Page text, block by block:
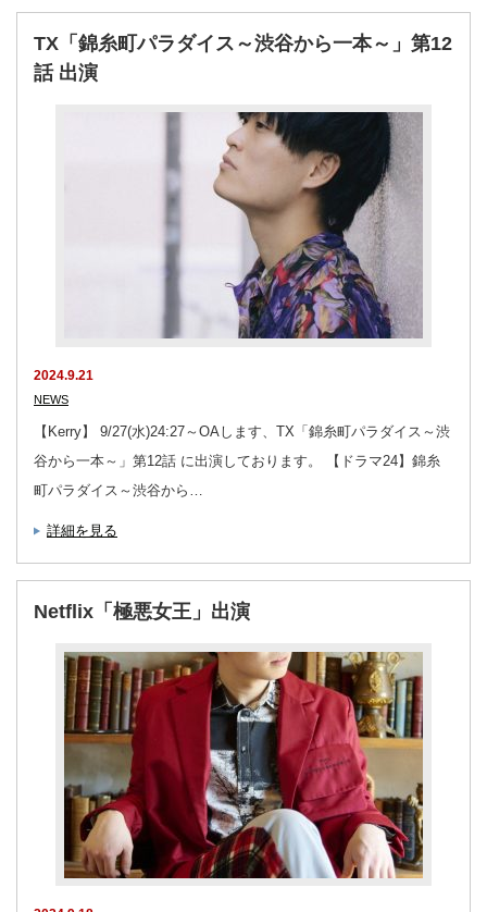
TX「錦糸町パラダイス～渋谷から一本～」第12
話 出演
2024.9.21
NEWS
【Kerry】 9/27(水)24:27～OAします、TX「錦糸町パラダイス～渋
谷から一本～」第12話 に出演しております。 【ドラマ24】錦糸
町パラダイス～渋谷から…
詳細を見る
Netflix「極悪女王」出演